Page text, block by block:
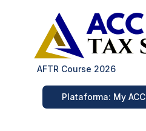
contenido
AFTR Course 2026
Plataforma: My ACC